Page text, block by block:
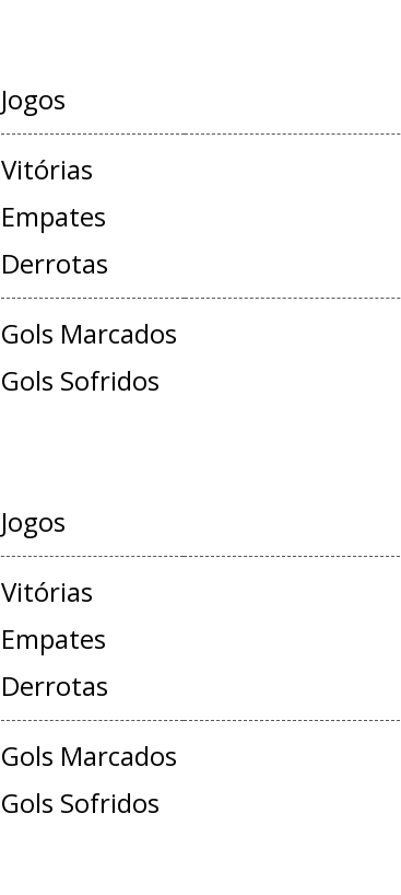
Jogos
Vitórias
Empates
Derrotas
Gols Marcados
Gols Sofridos
Jogos
Vitórias
Empates
Derrotas
Gols Marcados
Gols Sofridos